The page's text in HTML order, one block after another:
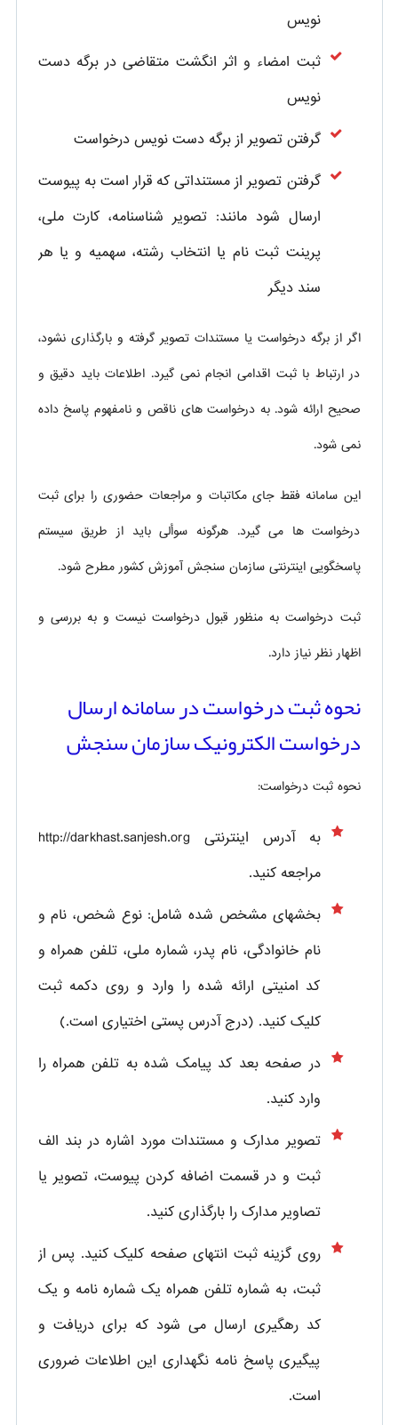
نویس
ثبت امضاء و اثر انگشت متقاضی در برگه دست
نویس
گرفتن تصویر از برگه دست نویس درخواست
گرفتن تصویر از مستنداتی که قرار است به پیوست
ارسال شود مانند: تصویر شناسنامه، کارت ملی،
پرینت ثبت نام یا انتخاب رشته، سهمیه و یا هر
سند دیگر
اگر از برگه درخواست یا مستندات تصویر گرفته و بارگذاری نشود،
در ارتباط با ثبت اقدامی انجام نمی گیرد. اطلاعات باید دقیق و
صحیح ارائه شود. به درخواست های ناقص و نامفهوم پاسخ داده
نمی شود.
این سامانه فقط جای مکاتبات و مراجعات حضوری را برای ثبت
درخواست ها می گیرد. هرگونه سوألی باید از طریق سیستم
پاسخگویی اینترنتی سازمان سنجش آموزش کشور مطرح شود.
ثبت درخواست به منظور قبول درخواست نیست و به بررسی و
اظهار نظر نیاز دارد.
نحوه ثبت درخواست در سامانه ارسال
درخواست الکترونیک سازمان سنجش
نحوه ثبت درخواست:
به آدرس اینترنتی http://darkhast.sanjesh.org
مراجعه کنید.
بخشهای مشخص شده شامل: نوع شخص، نام و
نام خانوادگی، نام پدر، شماره ملی، تلفن همراه و
کد امنیتی ارائه شده را وارد و روی دکمه ثبت
کلیک کنید. (درج آدرس پستی اختیاری است.)
در صفحه بعد کد پیامک شده به تلفن همراه را
وارد کنید.
تصویر مدارک و مستندات مورد اشاره در بند الف
ثبت و در قسمت اضافه کردن پیوست، تصویر یا
تصاویر مدارک را بارگذاری کنید.
روی گزینه ثبت انتهای صفحه کلیک کنید. پس از
ثبت، به شماره تلفن همراه یک شماره نامه و یک
کد رهگیری ارسال می شود که برای دریافت و
پیگیری پاسخ نامه نگهداری این اطلاعات ضروری
است.